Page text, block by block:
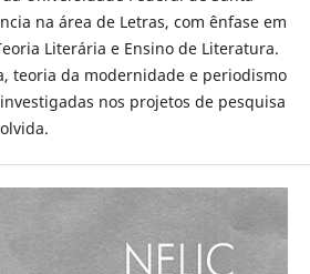
na área de Letras, com ênfase em
Literária e Ensino de Literatura.
teoria da modernidade e periodismo
nos projetos de pesquisa